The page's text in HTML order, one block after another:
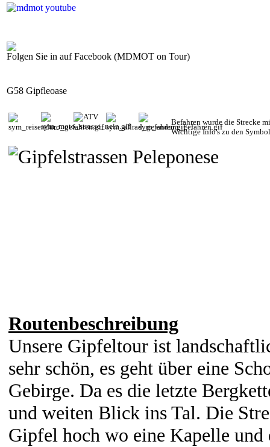
Folgen Sie in auf Facebook (MDMOT on Tour)
G58 Gipfleoase
Befahren wurde die Strecke
Wichtige Info's zu den
Routenbeschreibung
Unsere Gipfeltour ist
sehr schön, es geht über eine
Gebirge. Da es die letzte
und weiten Blick ins Tal. Die
Gipfel hoch wo eine Kapelle